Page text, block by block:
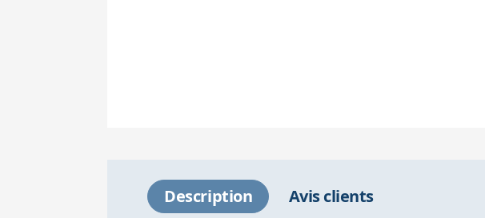
Description Avis clients